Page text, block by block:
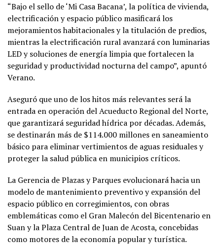
“Bajo el sello de ‘Mi Casa Bacana’, la política de vivienda,
electrificación y espacio público masificará los
mejoramientos habitacionales y la titulación de predios,
mientras la electrificación rural avanzará con luminarias
LED y soluciones de energía limpia que fortalecen la
seguridad y productividad nocturna del campo”, apuntó
Verano.
Aseguró que uno de los hitos más relevantes será la
entrada en operación del Acueducto Regional del Norte,
que garantizará seguridad hídrica por décadas. Además,
se destinarán más de $114.000 millones en saneamiento
básico para eliminar vertimientos de aguas residuales y
proteger la salud pública en municipios críticos.
La Gerencia de Plazas y Parques evolucionará hacia un
modelo de mantenimiento preventivo y expansión del
espacio público en corregimientos, con obras
emblemáticas como el Gran Malecón del Bicentenario en
Suan y la Plaza Central de Juan de Acosta, concebidas
como motores de la economía popular y turística.